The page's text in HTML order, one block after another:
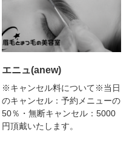
エニュ(anew)
※キャンセル料について※当日
のキャンセル：予約メニューの
50％・無断キャンセル：5000
円頂戴いたします。